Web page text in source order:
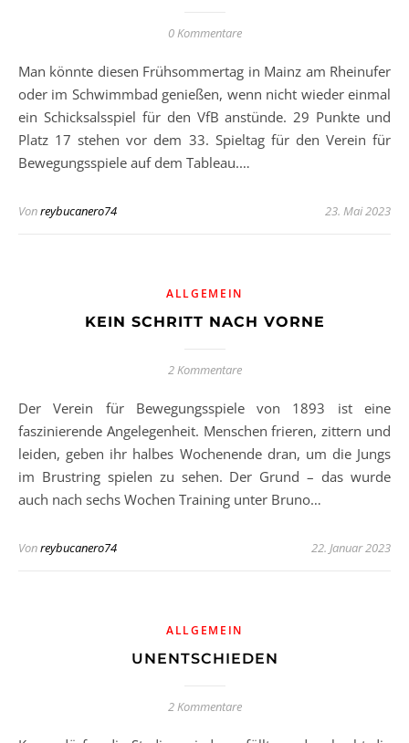
0 Kommentare
Man könnte diesen Frühsommertag in Mainz am Rheinufer
oder im Schwimmbad genießen, wenn nicht wieder einmal
ein Schicksalsspiel für den VfB anstünde. 29 Punkte und
Platz 17 stehen vor dem 33. Spieltag für den Verein für
Bewegungsspiele auf dem Tableau.…
Vonreybucanero74 23. Mai 2023
ALLGEMEIN
KEIN SCHRITT NACH VORNE
2 Kommentare
Der Verein für Bewegungsspiele von 1893 ist eine
faszinierende Angelegenheit. Menschen frieren, zittern und
leiden, geben ihr halbes Wochenende dran, um die Jungs
im Brustring spielen zu sehen. Der Grund – das wurde
auch nach sechs Wochen Training unter Bruno…
Vonreybucanero74 22. Januar 2023
ALLGEMEIN
UNENTSCHIEDEN
2 Kommentare